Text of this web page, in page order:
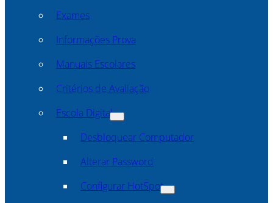
Exames
Informações Prova
Manuais Escolares
Critérios de Avaliação
Escola Digital
Desbloquear Computador
Alterar Password
Configurar HotSpot